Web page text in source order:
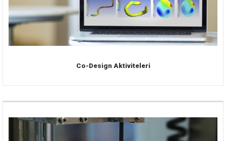
Co-Design Aktiviteleri